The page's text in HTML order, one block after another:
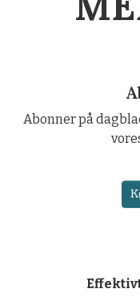
Abonner på